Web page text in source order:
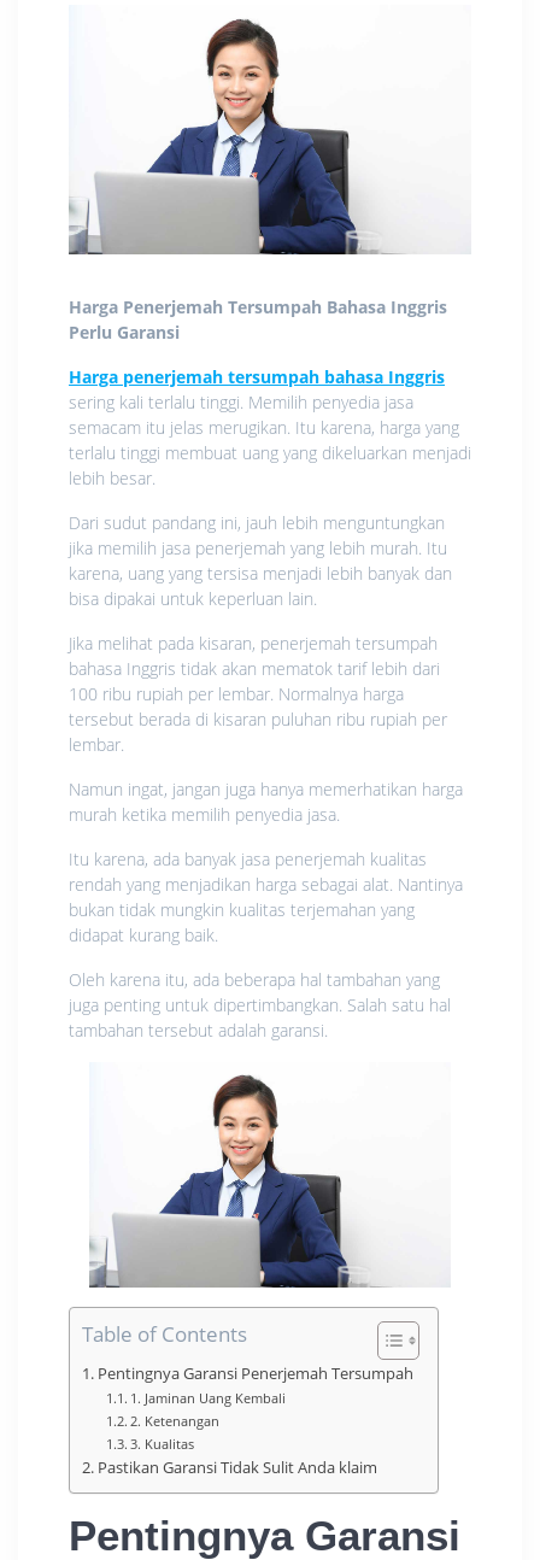
Harga Penerjemah Tersumpah Bahasa Inggris
Perlu Garansi
Harga penerjemah tersumpah bahasa Inggris
sering kali terlalu tinggi. Memilih penyedia jasa
semacam itu jelas merugikan. Itu karena, harga yang
terlalu tinggi membuat uang yang dikeluarkan menjadi
lebih besar.
Dari sudut pandang ini, jauh lebih menguntungkan
jika memilih jasa penerjemah yang lebih murah. Itu
karena, uang yang tersisa menjadi lebih banyak dan
bisa dipakai untuk keperluan lain.
Jika melihat pada kisaran, penerjemah tersumpah
bahasa Inggris tidak akan mematok tarif lebih dari
100 ribu rupiah per lembar. Normalnya harga
tersebut berada di kisaran puluhan ribu rupiah per
lembar.
Namun ingat, jangan juga hanya memerhatikan harga
murah ketika memilih penyedia jasa.
Itu karena, ada banyak jasa penerjemah kualitas
rendah yang menjadikan harga sebagai alat. Nantinya
bukan tidak mungkin kualitas terjemahan yang
didapat kurang baik.
Oleh karena itu, ada beberapa hal tambahan yang
juga penting untuk dipertimbangkan. Salah satu hal
tambahan tersebut adalah garansi.
Table of Contents
Pentingnya Garansi Penerjemah Tersumpah
1. Jaminan Uang Kembali
2. Ketenangan
3. Kualitas
Pastikan Garansi Tidak Sulit Anda klaim
Pentingnya Garansi